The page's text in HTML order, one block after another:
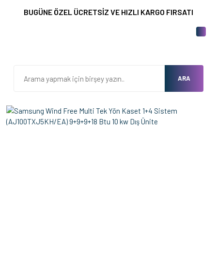
BUGÜNE ÖZEL ÜCRETSİZ VE HIZLI KARGO FIRSATI
ARA